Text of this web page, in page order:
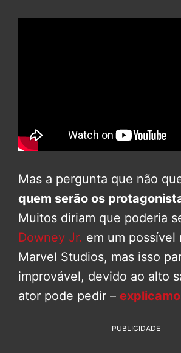
Mas a pergunta que não
quem serão os
Muitos diriam que poderia
Downey Jr. em um possível
Marvel Studios, mas isso
improvável, devido ao alto
ator pode pedir –
PUBLICIDADE